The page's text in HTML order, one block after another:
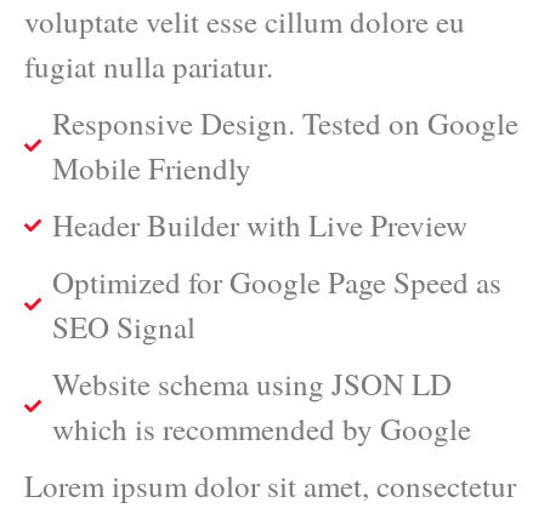
voluptate velit esse cillum dolore eu
fugiat nulla pariatur.
Responsive Design. Tested on Google
Mobile Friendly
Header Builder with Live Preview
Optimized for Google Page Speed as
SEO Signal
Website schema using JSON LD
which is recommended by Google
Lorem ipsum dolor sit amet, consectetur